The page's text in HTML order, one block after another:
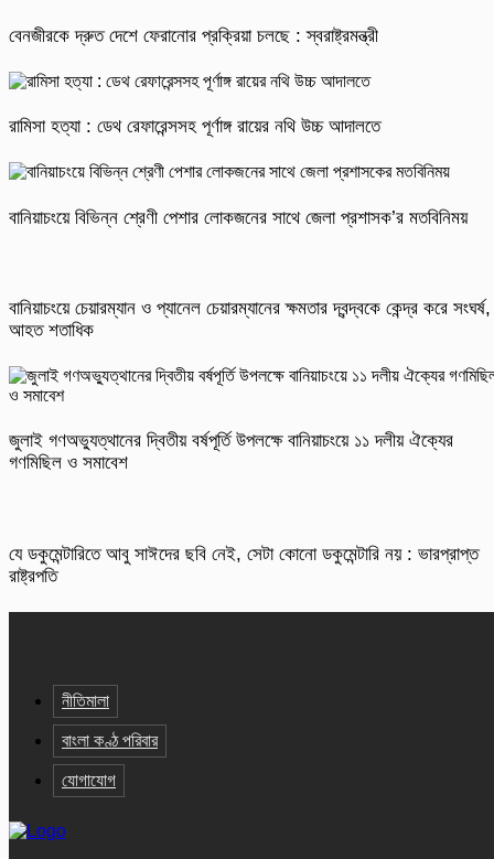
বেনজীরকে দ্রুত দেশে ফেরানোর প্রক্রিয়া চলছে : স্বরাষ্ট্রমন্ত্রী
রামিসা হত্যা : ডেথ রেফারেন্সসহ পূর্ণাঙ্গ রায়ের নথি উচ্চ আদালতে
বানিয়াচংয়ে বিভিন্ন শ্রেণী পেশার লোকজনের সাথে জেলা প্রশাসক’র মতবিনিময়
বানিয়াচংয়ে চেয়ারম্যান ও প্যানেল চেয়ারম্যানের ক্ষমতার দ্বন্দ্বকে কেন্দ্র করে সংঘর্ষ,
আহত শতাধিক
জুলাই গণঅভ্যুত্থানের দ্বিতীয় বর্ষপূর্তি উপলক্ষে বানিয়াচংয়ে ১১ দলীয় ঐক্যের
গণমিছিল ও সমাবেশ
যে ডকুমেন্টারিতে আবু সাঈদের ছবি নেই, সেটা কোনো ডকুমেন্টারি নয় : ভারপ্রাপ্ত
রাষ্ট্রপতি
নীতিমালা
বাংলা কণ্ঠ পরিবার
যোগাযোগ